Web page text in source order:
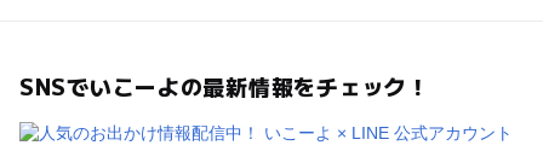
SNSでいこーよの最新情報をチェック！